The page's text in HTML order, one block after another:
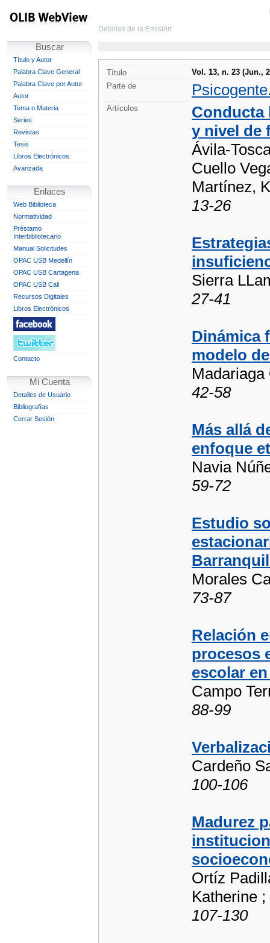
Buscar
Título y Autor
Palabra Clave General
Palabra Clave por Autor
Autor
Tema o Materia
Series
Revistas
Tesis
Libros Electrónicos
Avanzada
Enlaces
Web Biblioteca
Normatividad
Préstamo
Interbibliotecario
Manual Solicitudes
OPAC USB Medellín
OPAC USB Cartagena
OPAC USB Cali
Recursos Digitales
Libros Electrónicos
Contacto
Mi Cuenta
Detalles de Usuario
Bibliografías
Cerrar Sesión
Detalles de la Emisión
Título
Vol. 13, n. 23 (Jun.,
Parte de
Artículos
Conducta
y nivel de
Ávila-
Cuello
Martínez,
13-26
Sierra
27-41
Dinámica
modelo
42-58
Más allá
enfoque
Navia
59-72
Estudio
Morales
73-87
Relación
procesos
escolar
Campo
88-99
Cardeño
100-106
Madurez
Ortíz
Katherine
107-130